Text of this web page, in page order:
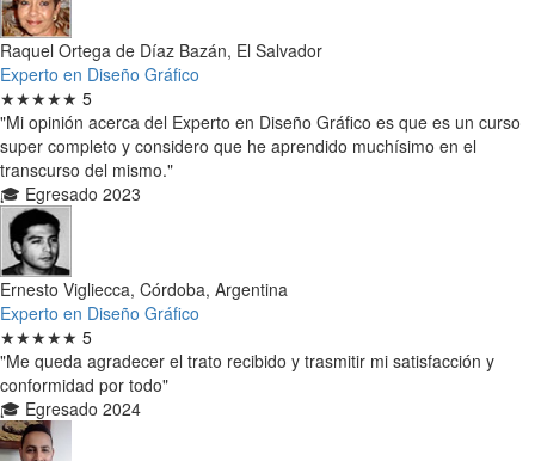
Raquel Ortega de Díaz Bazán, El Salvador
Experto en Diseño Gráfico
★★★★★ 5
"Mi opinión acerca del Experto en Diseño Gráfico es que es un curso
super completo y considero que he aprendido muchísimo en el
transcurso del mismo."
🎓 Egresado 2023
Ernesto Vigliecca, Córdoba, Argentina
Experto en Diseño Gráfico
★★★★★ 5
"Me queda agradecer el trato recibido y trasmitir mi satisfacción y
conformidad por todo"
🎓 Egresado 2024